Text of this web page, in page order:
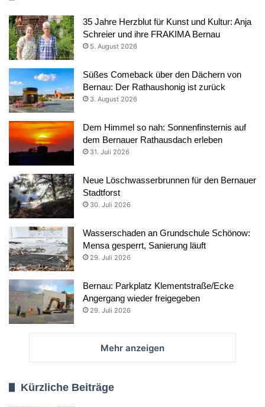
35 Jahre Herzblut für Kunst und Kultur: Anja
Schreier und ihre FRAKIMA Bernau
5. August 2026
Süßes Comeback über den Dächern von
Bernau: Der Rathaushonig ist zurück
3. August 2026
Dem Himmel so nah: Sonnenfinsternis auf
dem Bernauer Rathausdach erleben
31. Juli 2026
Neue Löschwasserbrunnen für den Bernauer
Stadtforst
30. Juli 2026
Wasserschaden an Grundschule Schönow:
Mensa gesperrt, Sanierung läuft
29. Juli 2026
Bernau: Parkplatz Klementstraße/Ecke
Angergang wieder freigegeben
29. Juli 2026
Mehr anzeigen
Kürzliche Beiträge